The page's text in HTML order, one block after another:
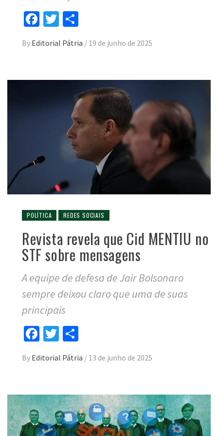
Facebook
Twitter
By Editorial Pátria / 19 de junho de 2025
POLÍTICA REDES SOCIAIS
Revista revela que Cid MENTIU no
STF sobre mensagens
A equipe de defesa de Jair Bolsonaro
sempre deixou claro que uma de suas
principais
Facebook
Twitter
By Editorial Pátria / 13 de junho de 2025